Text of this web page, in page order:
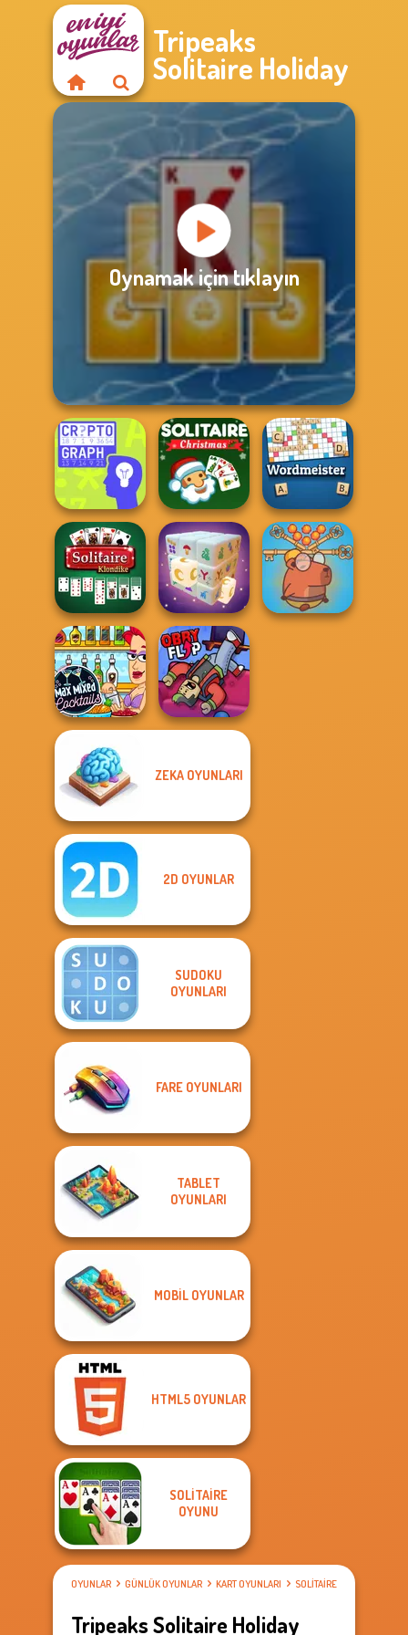
Tripeaks
Solitaire Holiday
Oynamak için tıklayın
Cryptograph
Solitaire Classic
Christmas
Wordmeister
Solitaire
Klondike
Mystic Mahjong
Max Mixed
Cocktails
ZEKA OYUNLARI
2D OYUNLAR
SUDOKU
OYUNLARI
FARE OYUNLARI
TABLET
OYUNLARI
MOBIL OYUNLAR
HTML5 OYUNLAR
SOLITAIRE
OYUNU
OYUNLAR GÜNLÜK OYUNLAR KART OYUNLARI SOLITAIRE OYUNU
Tripeaks Solitaire Holiday